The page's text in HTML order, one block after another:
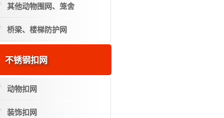
其他动物围网、笼舍
桥梁、楼梯防护网
不锈钢扣网
动物扣网
装饰扣网